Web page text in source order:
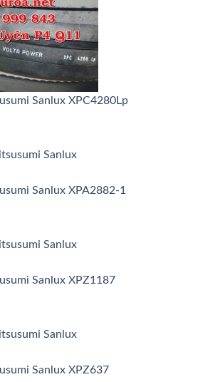
Sanlux XPC4280Lp
Sanlux XPA2882-1
Sanlux XPZ1187
Sanlux XPZ637